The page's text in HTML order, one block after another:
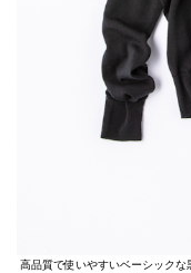
高品質で使いやすいベーシック